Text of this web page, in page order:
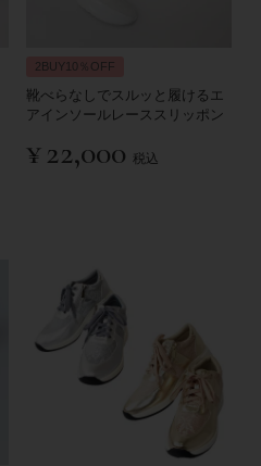
2BUY10％OFF
靴べらなしでスルッと履けるエ
アインソールレーススリッポン
¥22,000 税込